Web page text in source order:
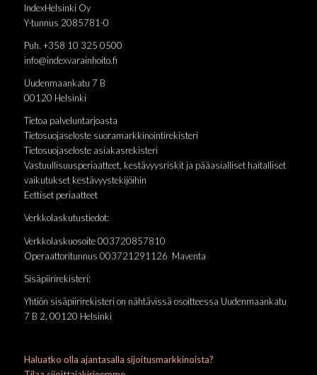
IndexHelsinki Oy
Y-tunnus 2085781-0
Puh. +358 10 325 0500
info@indexvarainhoito.fi
Uudenmaankatu 7 B
00120 Helsinki
Tietoa palveluntarjoasta
Tietosuojaseloste suoramarkkinointirekisteri
Tietosuojaseloste asiakasrekisteri
Vastuullisuusperiaatteet, kestävyysriskit ja pääasialliset haitalliset
vaikutukset kestävyystekijöihin
Eettiset periaatteet
Verkkolaskutustiedot:
Verkkolaskuosoite 003720857810
Operaattoritunnus 003721291126 Maventa
Sisäpiirirekisteri:
Yhtiön sisäpiirirekisteri on nähtävissä osoitteessa Uudenmaankatu
7 B 2, 00120 Helsinki
Haluatko olla ajantasalla sijoitusmarkkinoista?